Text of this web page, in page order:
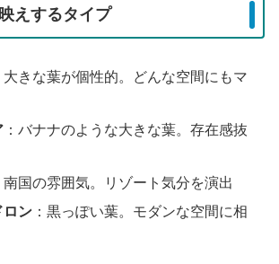
えするタイプ
大きな葉が個性的。どんな空間にもマ
：バナナのような大きな葉。存在感抜
南国の雰囲気。リゾート気分を演出
ロン ：黒っぽい葉。モダンな空間に相